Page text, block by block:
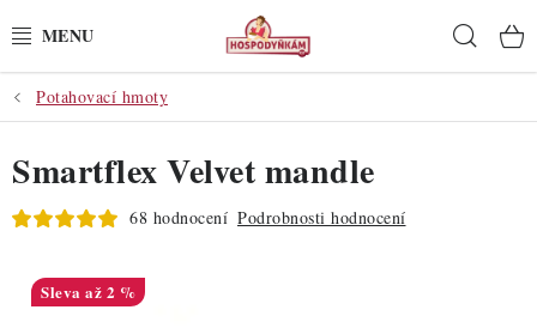
na
POTŘEBY
POMŮCKY
SUROVINY
DEKORACE
Potahovací hmoty
Smartflex Velvet mandle
68 hodnocení Podrobnosti hodnocení
až 2 %